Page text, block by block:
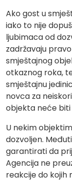
Ako gost u
iako to nije
ljubimaca od
zadržavaju
smještajnog
otkaznog roka,
smještajnu
novca za
objekta neće biti
U nekim
dozvoljen.
garantirati da
Agencija ne
reakcije do kojih